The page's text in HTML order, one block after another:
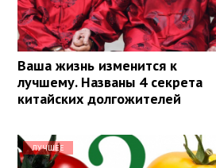
Ваша жизнь изменится к
лучшему. Названы 4 секрета
китайских долгожителей
ЛУЧШЕЕ